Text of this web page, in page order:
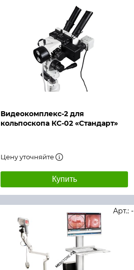
Видеокомплекс-2 для
кольпоскопа КС-02 «Стандарт»
Цену уточняйте
Купить
Быстрый просмотр
Арт.: -